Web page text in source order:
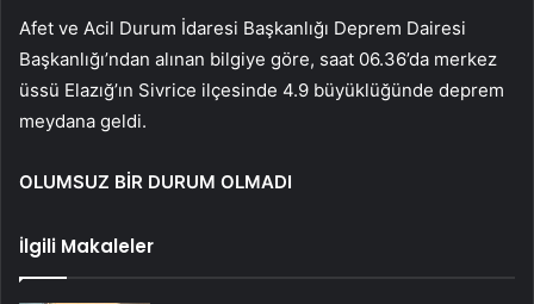
Afet ve Acil Durum İdaresi Başkanlığı Deprem Dairesi
Başkanlığı’ndan alınan bilgiye göre, saat 06.36’da merkez
üssü Elazığ’ın Sivrice ilçesinde 4.9 büyüklüğünde deprem
meydana geldi.
OLUMSUZ BİR DURUM OLMADI
İlgili Makaleler